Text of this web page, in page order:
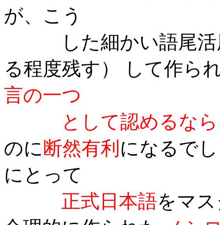
が、こう
した細かい語尾活用
る程度残す） して作ら
言の一つ
として認めるなら
のに断然有利 になるで
にとって
正式日本語をマ